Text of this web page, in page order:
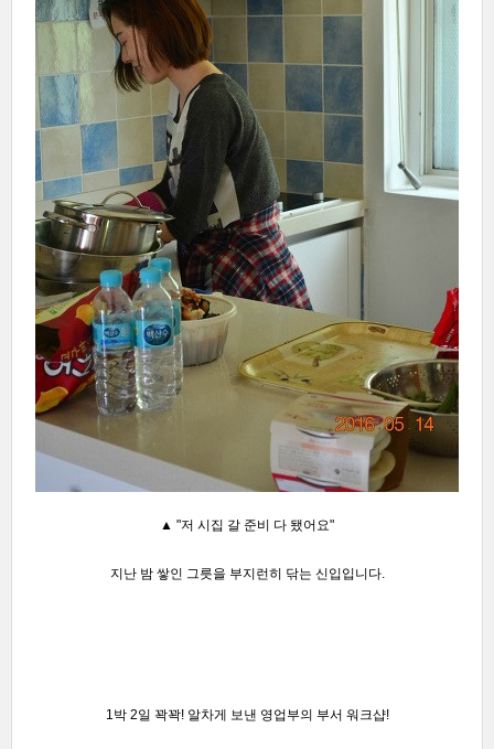
▲ "저 시집 갈 준비 다 됐어요"
지난 밤 쌓인 그릇을 부지런히 닦는 신입입니다.
1박 2일 꽉꽉! 알차게 보낸 영업부의 부서 워크샵!